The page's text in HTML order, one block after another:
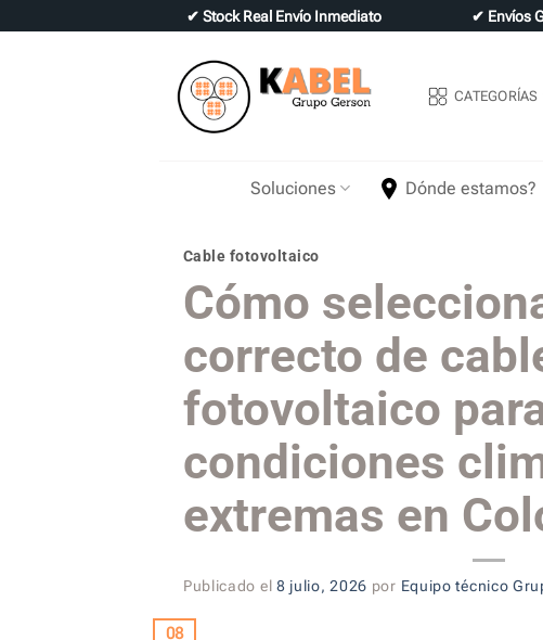
to
✔ Stock Real Envío Inmediato ✔ Envíos
CATEGORÍAS
Soluciones Dónde estamos?
Cable fotovoltaico
Cómo
correcto de
fotovoltaico
condiciones
extremas en
Publicado el 8 julio, 2026 por Equipo técnico
08